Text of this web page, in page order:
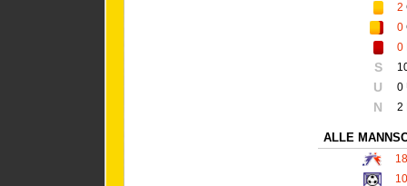
2
0
0
S
U 0
N 2
ALLE
18
10